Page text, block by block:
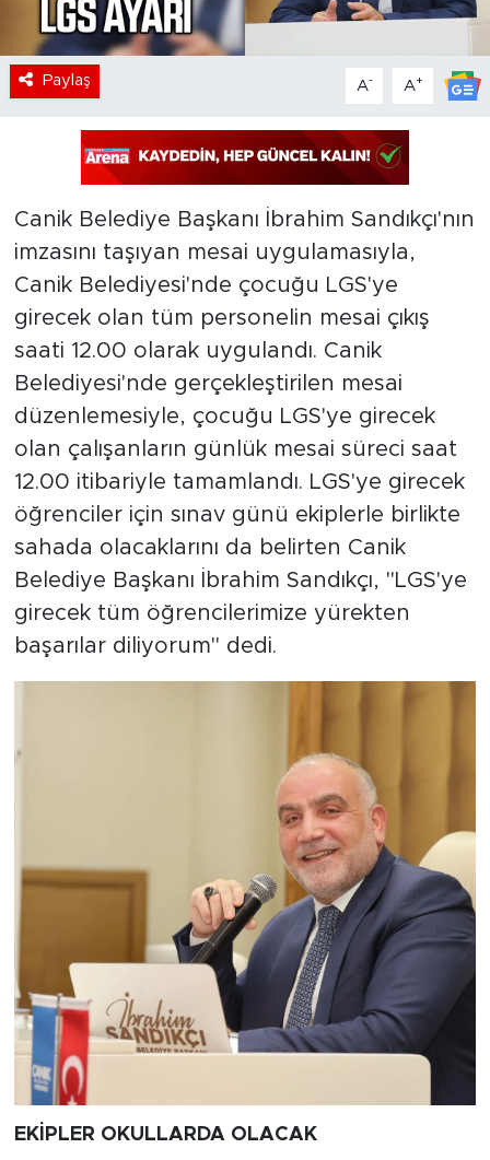
Paylaş A- A+
Canik Belediye Başkanı İbrahim Sandıkçı'nın
imzasını taşıyan mesai uygulamasıyla,
Canik Belediyesi'nde çocuğu LGS'ye
girecek olan tüm personelin mesai çıkış
saati 12.00 olarak uygulandı. Canik
Belediyesi'nde gerçekleştirilen mesai
düzenlemesiyle, çocuğu LGS'ye girecek
olan çalışanların günlük mesai süreci saat
12.00 itibariyle tamamlandı. LGS'ye girecek
öğrenciler için sınav günü ekiplerle birlikte
sahada olacaklarını da belirten Canik
Belediye Başkanı İbrahim Sandıkçı, "LGS'ye
girecek tüm öğrencilerimize yürekten
başarılar diliyorum" dedi.
EKİPLER OKULLARDA OLACAK